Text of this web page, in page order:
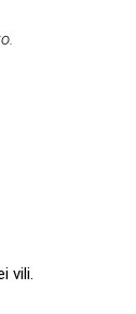
vili.